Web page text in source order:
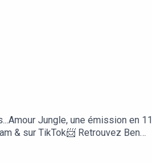
Jungle, une émission en 11
& sur TikTok📨 Retrouvez Ben